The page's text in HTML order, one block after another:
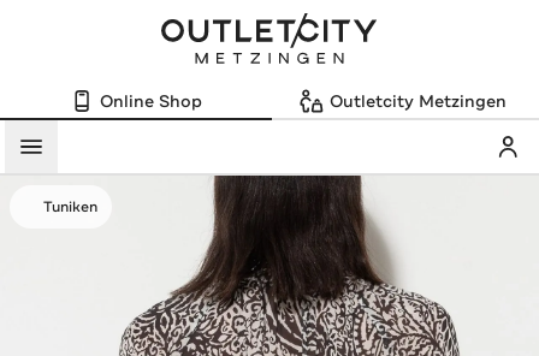
Online Shop Outletcity Metzingen
Menü
Tuniken